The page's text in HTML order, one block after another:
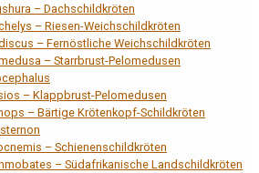
– Dachschildkröten
– Riesen-Weichschildkröten
– Fernöstliche Weichschildkröten
– Starrbrust-Pelomedusen
– Klappbrust-Pelomedusen
– Bärtige Krötenkopf-Schildkröten
– Schienenschildkröten
– Südafrikanische Landschildkröten